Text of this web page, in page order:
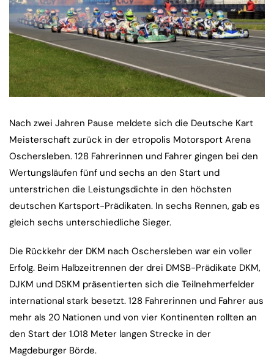
Nach zwei Jahren Pause meldete sich die Deutsche Kart
Meisterschaft zurück in der etropolis Motorsport Arena
Oschersleben. 128 Fahrerinnen und Fahrer gingen bei den
Wertungsläufen fünf und sechs an den Start und
unterstrichen die Leistungsdichte in den höchsten
deutschen Kartsport-Prädikaten. In sechs Rennen, gab es
gleich sechs unterschiedliche Sieger.
Die Rückkehr der DKM nach Oschersleben war ein voller
Erfolg. Beim Halbzeitrennen der drei DMSB-Prädikate DKM,
DJKM und DSKM präsentierten sich die Teilnehmerfelder
international stark besetzt. 128 Fahrerinnen und Fahrer aus
mehr als 20 Nationen und von vier Kontinenten rollten an
den Start der 1.018 Meter langen Strecke in der
Magdeburger Börde.